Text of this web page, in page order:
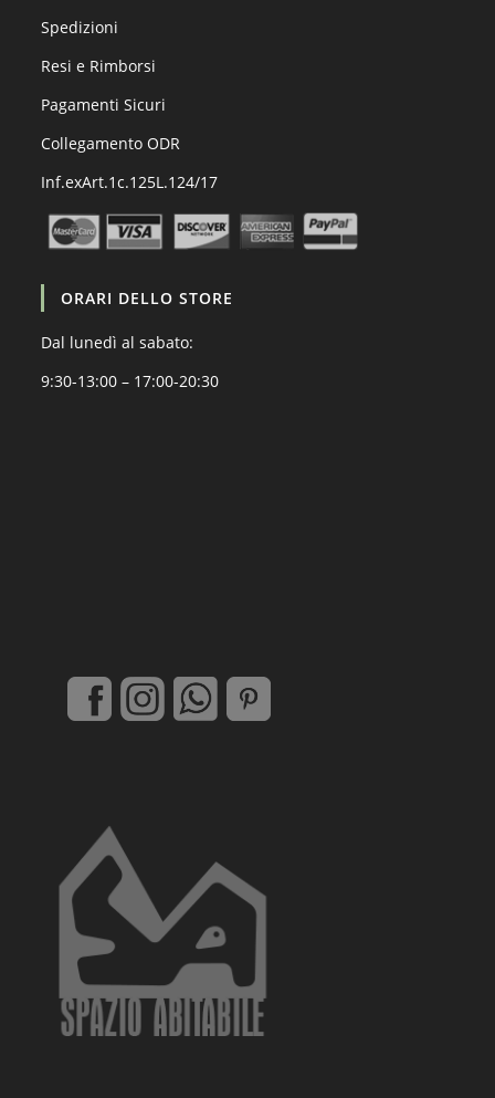
Spedizioni
Resi e Rimborsi
Pagamenti Sicuri
Collegamento ODR
Inf.exArt.1c.125L.124/17
ORARI DELLO STORE
Dal lunedì al sabato:
9:30-13:00 – 17:00-20:30